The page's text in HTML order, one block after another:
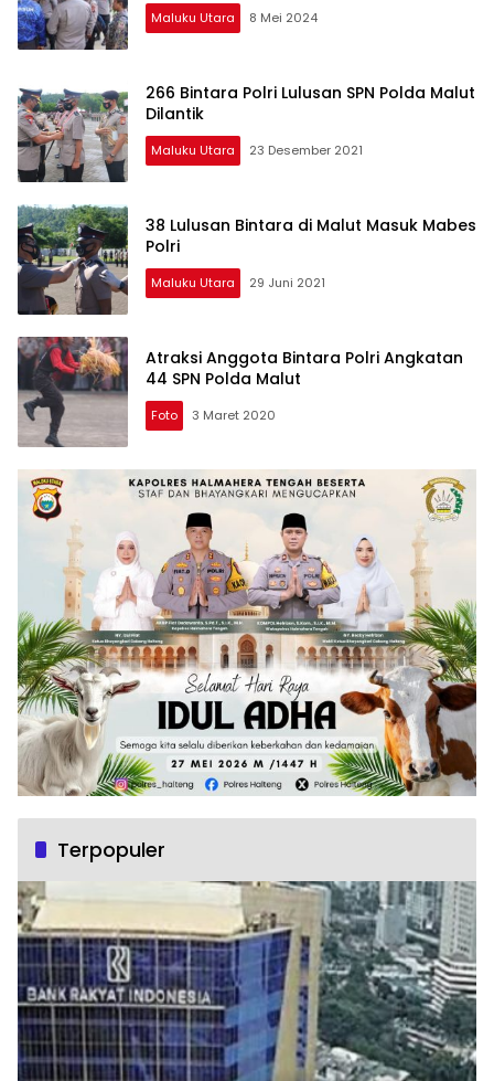
Maluku Utara 8 Mei 2024
266 Bintara Polri Lulusan SPN Polda Malut
Dilantik
Maluku Utara 23 Desember 2021
38 Lulusan Bintara di Malut Masuk Mabes
Polri
Maluku Utara 29 Juni 2021
Atraksi Anggota Bintara Polri Angkatan
44 SPN Polda Malut
Foto 3 Maret 2020
Terpopuler